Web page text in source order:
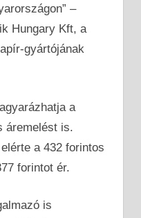
–
Hungary Kft, a
gyártójának
a
áremelést is.
a 432 forintos
forintot ér.
is